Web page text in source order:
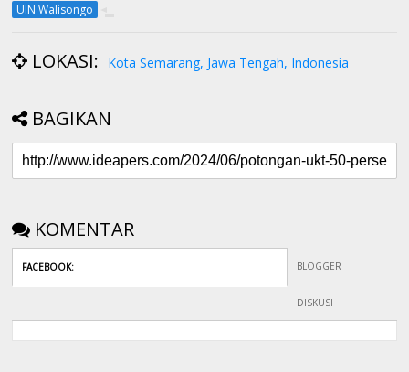
UIN Walisongo
LOKASI: Kota Semarang, Jawa Tengah, Indonesia
BAGIKAN
KOMENTAR
FACEBOOK: BLOGGER
DISKUSI